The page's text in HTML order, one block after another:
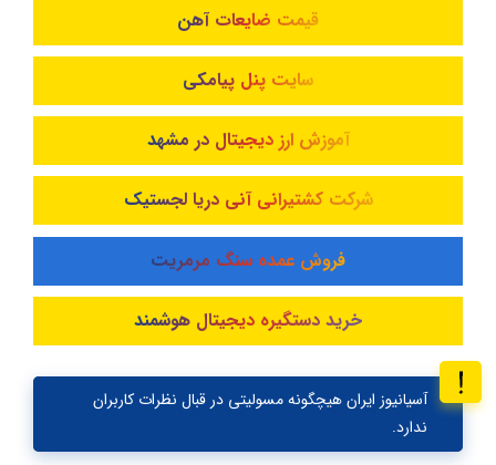
قیمت ضایعات آهن
سایت پنل پیامکی
آموزش ارز دیجیتال در مشهد
شرکت کشتیرانی آنی دریا لجستیک
فروش عمده سنگ مرمریت
خرید دستگیره دیجیتال هوشمند
آسیانیوز ایران هیچگونه مسولیتی در قبال نظرات کاربران
ندارد.